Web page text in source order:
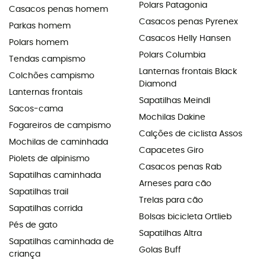
Casacos penas homem
Parkas homem
Polars homem
Tendas campismo
Colchões campismo
Lanternas frontais
Sacos-cama
Fogareiros de campismo
Mochilas de caminhada
Piolets de alpinismo
Sapatilhas caminhada
Sapatilhas trail
Sapatilhas corrida
Pés de gato
Sapatilhas caminhada de
criança
Polars Patagonia
Casacos penas Pyrenex
Casacos Helly Hansen
Polars Columbia
Lanternas frontais Black
Diamond
Sapatilhas Meindl
Mochilas Dakine
Calções de ciclista Assos
Capacetes Giro
Casacos penas Rab
Arneses para cão
Trelas para cão
Bolsas bicicleta Ortlieb
Sapatilhas Altra
Golas Buff